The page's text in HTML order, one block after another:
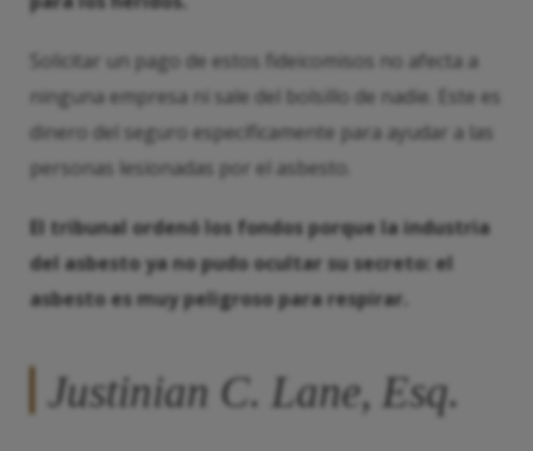
Solicitar un pago de estos fideicomisos no afecta a
ninguna empresa ni sale del bolsillo de nadie. Este es
dinero del seguro específicamente para ayudar a las
personas lesionadas por el asbesto.
El tribunal ordenó los fondos porque la industria
del asbesto ya no pudo ocultar su secreto: el
asbesto es muy peligroso para respirar.
Justinian C. Lane, Esq.